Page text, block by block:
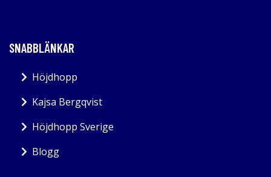
SNABBLÄNKAR
Höjdhopp
Kajsa Bergqvist
Höjdhopp Sverige
Blogg